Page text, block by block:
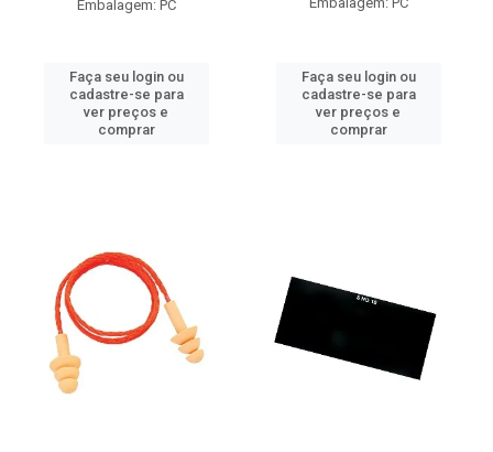
Embalagem: PC
Faça seu login ou
cadastre-se para
ver preços e
comprar
Faça seu login ou
cadastre-se para
ver preços e
comprar